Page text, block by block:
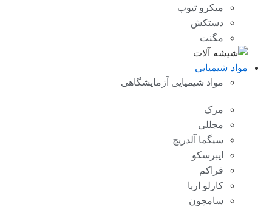
میکرو تیوب
دستکش
مگنت
مواد شیمیایی
مواد شیمیایی آزمایشگاهی
مرک
مجللی
سیگما آلدریچ
ایبرسکو
فراکم
کارلو اربا
سامچون